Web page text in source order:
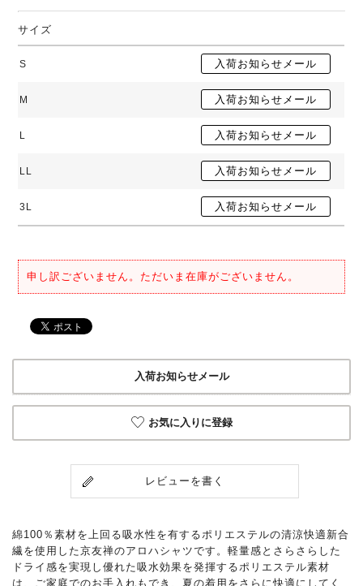
サイズ
S
M
L
LL
3L
申し訳ございません。ただいま在庫がございません。
入荷お知らせメール
お気に入りに登録
レビューを書く
綿100％素材を上回る吸水性を有するポリエステルの清涼快適新合
繊を使用した京友禅のアロハシャツです。軽量感とさらさらした
ドライ感を実現し優れた吸水効果を発揮するポリエステル素材
は、ご家庭でのお手入れもでき、夏の着用をさらに快適にしてく